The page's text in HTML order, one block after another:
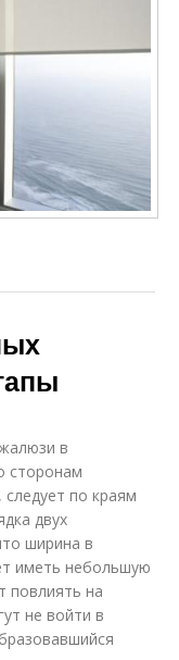
в
сторонам
по краям
двух
ширина в
иметь небольшую
повлиять на
не войти в